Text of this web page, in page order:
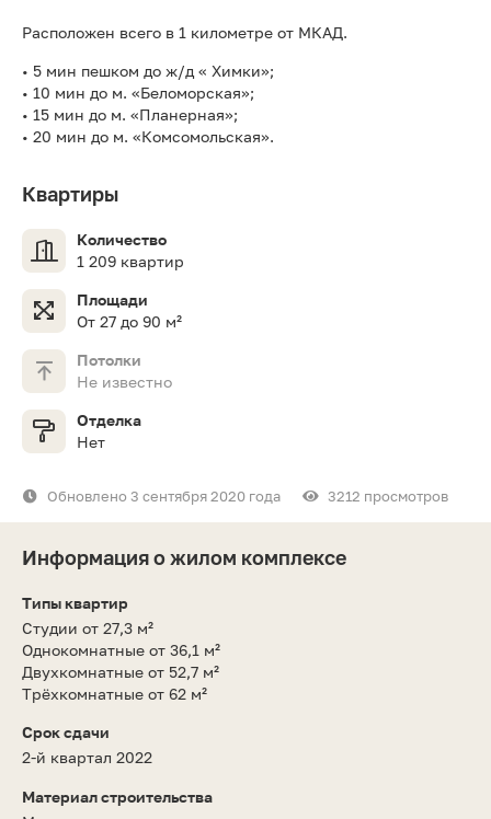
Расположен всего в 1 километре от МКАД.
• 5 мин пешком до ж/д « Химки»;
• 10 мин до м. «Беломорская»;
• 15 мин до м. «Планерная»;
• 20 мин до м. «Комсомольская».
Квартиры
Количество
1 209 квартир
Площади
От 27 до 90 м²
Потолки
Не известно
Отделка
Нет
Обновлено 3 сентября 2020 года 3212 просмотров
Информация о жилом комплексе
Типы квартир
Студии от 27,3 м²
Однокомнатные от 36,1 м²
Двухкомнатные от 52,7 м²
Трёхкомнатные от 62 м²
Срок сдачи
2-й квартал 2022
Материал строительства